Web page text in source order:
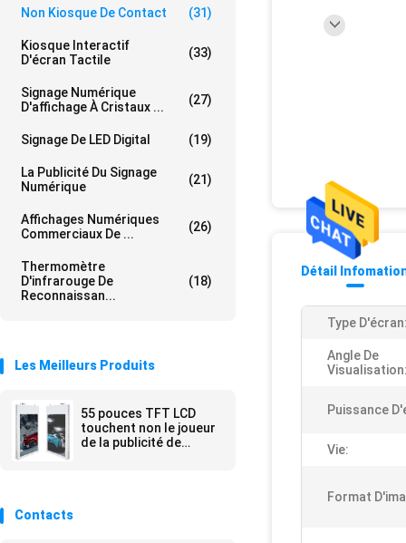
Non Kiosque De Contact (31)
Kiosque Interactif
D'écran Tactile
(33)
Signage Numérique
D'affichage À Cristaux ...
(27)
Signage De LED Digital (19)
La Publicité Du Signage
Numérique
(21)
Affichages Numériques
Commerciaux De ...
(26)
Thermomètre
D'infrarouge De
Reconnaissan...
(18)
Les Meilleurs Produits
55 pouces TFT LCD
touchent non le joueur
de la publicité de
Contacts
Détail
Type
Angle De
Puissance
Vie:
Format